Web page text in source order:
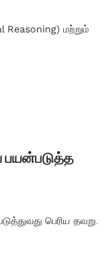
மற்றும்
பெரிய தவறு.